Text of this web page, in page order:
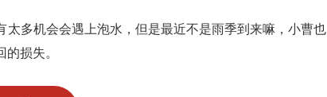
多机会会遇上泡水，但是最近不是雨季到来嘛，小曹也
损失。